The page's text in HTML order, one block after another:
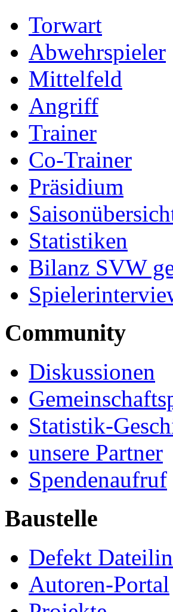
Torwart
Abwehrspieler
Mittelfeld
Angriff
Trainer
Co-Trainer
Präsidium
Statistiken
Bilanz SVW
Community
Diskussionen
Statistik-
unsere Partner
Spendenaufruf
Baustelle
Defekt
Autoren-Portal